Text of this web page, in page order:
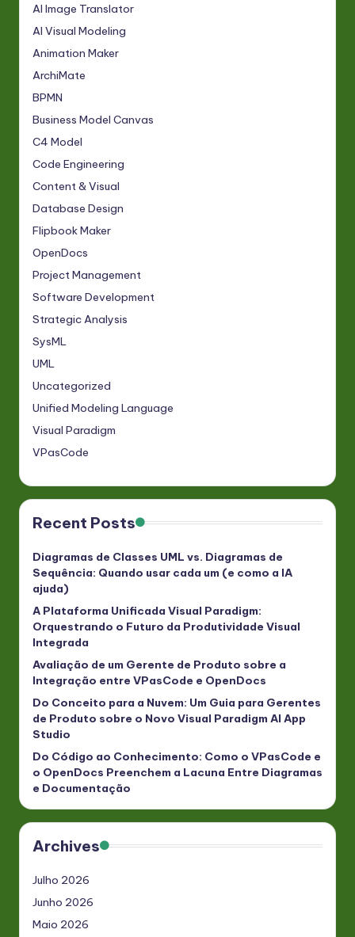
AI Image Translator
AI Visual Modeling
Animation Maker
ArchiMate
BPMN
Business Model Canvas
C4 Model
Code Engineering
Content & Visual
Database Design
Flipbook Maker
OpenDocs
Project Management
Software Development
Strategic Analysis
SysML
UML
Uncategorized
Unified Modeling Language
Visual Paradigm
VPasCode
Recent Posts
Diagramas de Classes UML vs. Diagramas de
Sequência: Quando usar cada um (e como a IA
ajuda)
A Plataforma Unificada Visual Paradigm:
Orquestrando o Futuro da Produtividade Visual
Integrada
Avaliação de um Gerente de Produto sobre a
Integração entre VPasCode e OpenDocs
Do Conceito para a Nuvem: Um Guia para Gerentes
de Produto sobre o Novo Visual Paradigm AI App
Studio
Do Código ao Conhecimento: Como o VPasCode e
o OpenDocs Preenchem a Lacuna Entre Diagramas
e Documentação
Archives
Julho 2026
Junho 2026
Maio 2026